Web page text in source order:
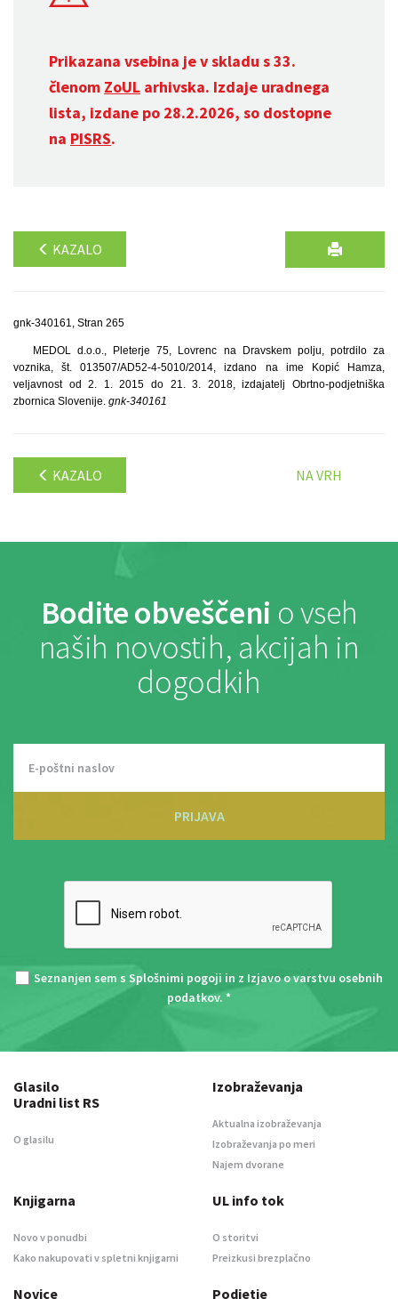
Prikazana vsebina je v skladu s 33.
členom ZoUL arhivska. Izdaje uradnega
lista, izdane po 28.2.2026, so dostopne
na PISRS.
KAZALO
gnk-340161, Stran 265
MEDOL d.o.o., Pleterje 75, Lovrenc na Dravskem polju, potrdilo za
voznika, št. 013507/AD52-4-5010/2014, izdano na ime Kopić Hamza,
veljavnost od 2. 1. 2015 do 21. 3. 2018, izdajatelj Obrtno-podjetniška
zbornica Slovenije. gnk-340161
KAZALO NA VRH
Bodite obveščeni o vseh
naših novostih, akcijah in
dogodkih
PRIJAVA
Seznanjen sem s Splošnimi pogoji in z Izjavo o varstvu osebnih
podatkov. *
Glasilo
Uradni list RS
O glasilu
Izobraževanja
Aktualna izobraževanja
Izobraževanja po meri
Najem dvorane
Knjigarna
Novo v ponudbi
Kako nakupovati v spletni knjigarni
UL info tok
O storitvi
Preizkusi brezplačno
Novice Podjetje